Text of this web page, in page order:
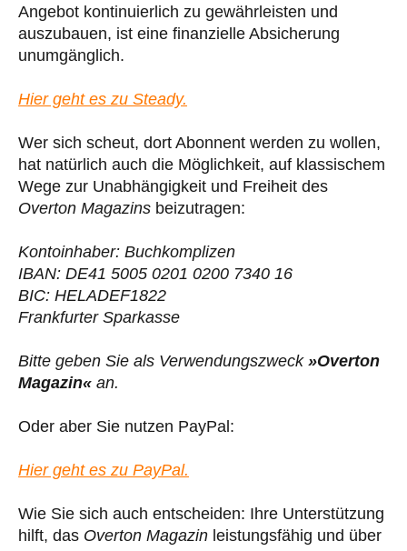
Angebot kontinuierlich zu gewährleisten und
auszubauen, ist eine finanzielle Absicherung
unumgänglich.
Hier geht es zu Steady.
Wer sich scheut, dort Abonnent werden zu wollen,
hat natürlich auch die Möglichkeit, auf klassischem
Wege zur Unabhängigkeit und Freiheit des
Overton Magazins beizutragen:
Kontoinhaber: Buchkomplizen
IBAN: DE41 5005 0201 0200 7340 16
BIC: HELADEF1822
Frankfurter Sparkasse
Bitte geben Sie als Verwendungszweck »Overton
Magazin« an.
Oder aber Sie nutzen PayPal:
Hier geht es zu PayPal.
Wie Sie sich auch entscheiden: Ihre Unterstützung
hilft, das Overton Magazin leistungsfähig und über